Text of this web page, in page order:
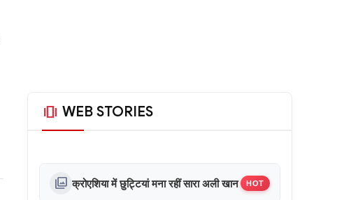
amp_stories WEB STORIES
photo_library क्रोएशिया में छुट्टियां मना रहीं सारा अली खान HOT